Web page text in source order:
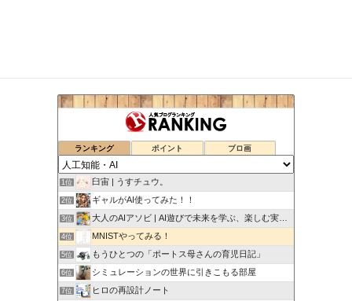
ランキング ポイント ブロ画
1位 臼宙 | うすチュウ。
2位 ギャルがAI使ってみた！！
3位 大人のAIアソビ | AI遊びで未来を学ぶ、楽しむ実験室
4位 MNISTやってみる！
5位 もうひとつの「ポートス母さんの育児日記」
6位 シミュレーションの世界に引きこもる部屋
7位 ヒロの再設計ノート